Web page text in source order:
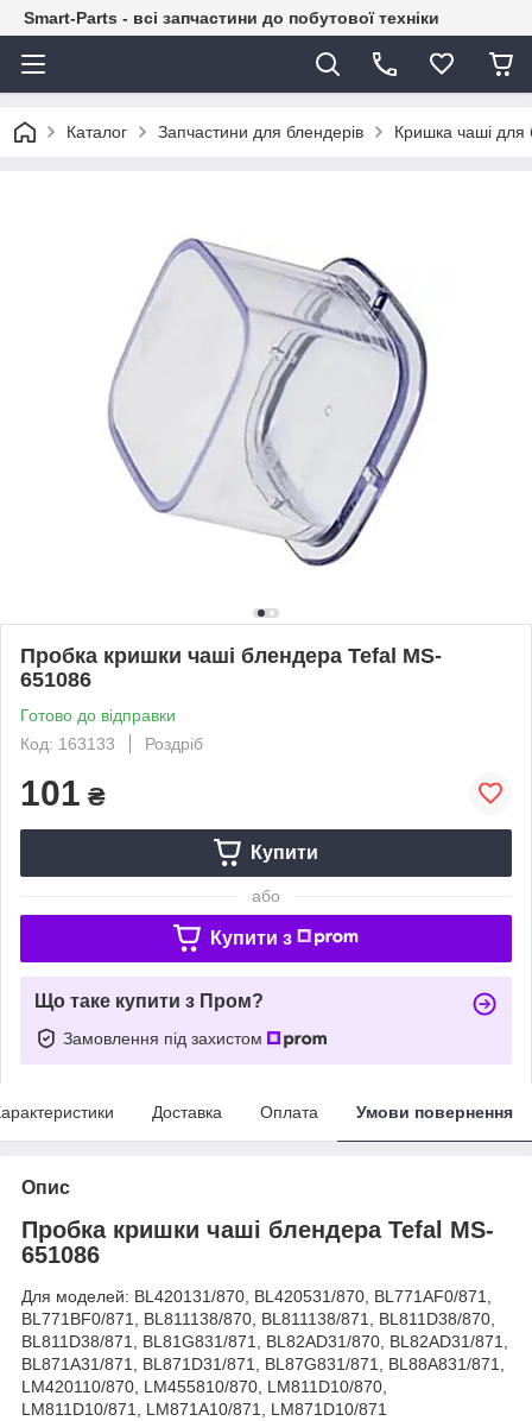
Smart-Parts - всі запчастини до побутової техніки
Каталог Запчастини для блендерів Кришка чаші для
Пробка кришки чаші блендера Tefal MS-
651086
Готово до відправки
Код: 163133
Роздріб
101 ₴
Купити
або
Купити з
Що таке купити з Пром?
Замовлення під захистом
Доставка Оплата Умови повернення
Опис
Пробка кришки чаші блендера Tefal MS-
651086
Для моделей: BL420131/870, BL420531/870, BL771AF0/871,
BL771BF0/871, BL811138/870, BL811138/871, BL811D38/870,
BL811D38/871, BL81G831/871, BL82AD31/870, BL82AD31/871,
BL871A31/871, BL871D31/871, BL87G831/871, BL88A831/871,
LM420110/870, LM455810/870, LM811D10/870,
LM811D10/871, LM871A10/871, LM871D10/871